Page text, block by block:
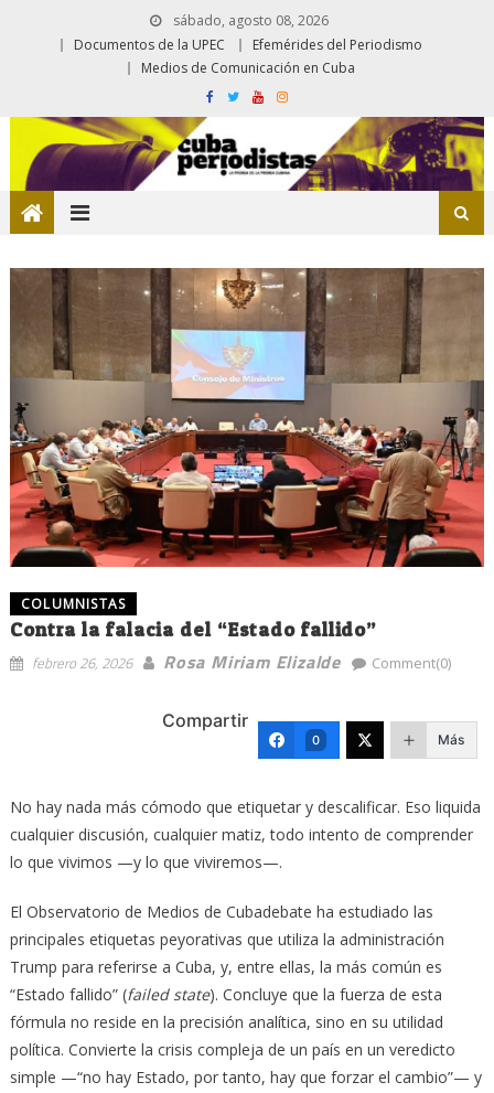
sábado, agosto 08, 2026
Documentos de la UPEC
Efemérides del Periodismo
Medios de Comunicación en Cuba
COLUMNISTAS
Contra la falacia del “Estado fallido”
febrero 26, 2026 Rosa Miriam Elizalde Comment(0)
Compartir
0 Más
No hay nada más cómodo que etiquetar y descalificar. Eso liquida
cualquier discusión, cualquier matiz, todo intento de comprender
lo que vivimos —y lo que viviremos—.
El Observatorio de Medios de Cubadebate ha estudiado las
principales etiquetas peyorativas que utiliza la administración
Trump para referirse a Cuba, y, entre ellas, la más común es
“Estado fallido” (failed state). Concluye que la fuerza de esta
fórmula no reside en la precisión analítica, sino en su utilidad
política. Convierte la crisis compleja de un país en un veredicto
simple —“no hay Estado, por tanto, hay que forzar el cambio”— y